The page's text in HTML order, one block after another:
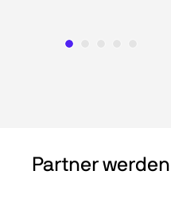
Partner werden